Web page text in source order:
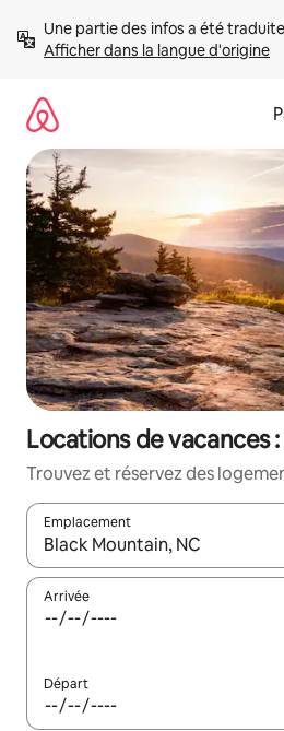
directement
Afficher dans la langue d'origine
Locations de vacances
Trouvez et réservez des
Emplacement
Quand les résultats sont
Arrivée
Départ